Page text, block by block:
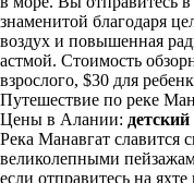
знаменитой благодаря
воздух и повышенная
астмой. Стоимость
взрослого, $30 для
Путешествие по реке
Цены в Алании: детский
Река Манавгат
великолепными
если отправитесь на